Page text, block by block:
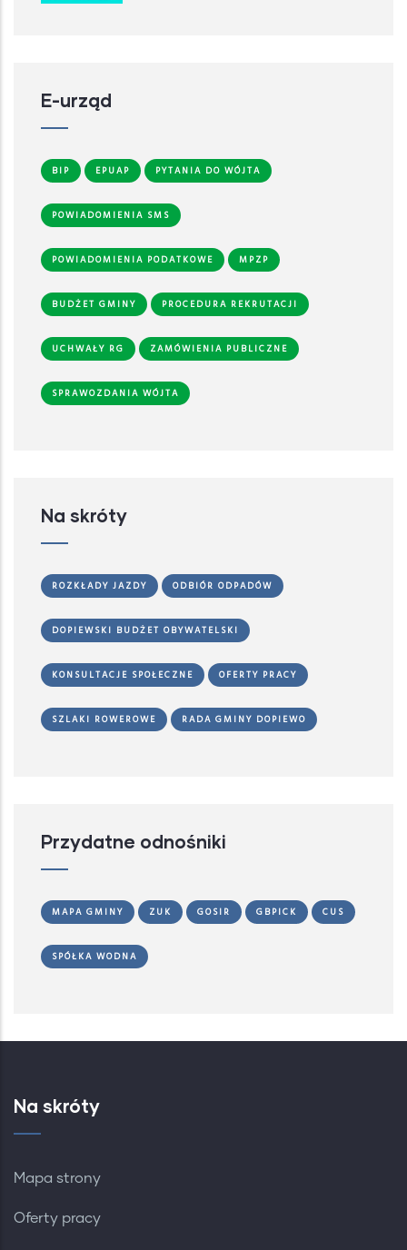
E-urząd
BIP EPUAP PYTANIA DO WÓJTA
POWIADOMIENIA SMS
POWIADOMIENIA PODATKOWE MPZP
BUDŻET GMINY PROCEDURA REKRUTACJI
UCHWAŁY RG ZAMÓWIENIA PUBLICZNE
SPRAWOZDANIA WÓJTA
Na skróty
ROZKŁADY JAZDY ODBIÓR ODPADÓW
DOPIEWSKI BUDŻET OBYWATELSKI
KONSULTACJE SPOŁECZNE OFERTY PRACY
SZLAKI ROWEROWE RADA GMINY DOPIEWO
Przydatne odnośniki
MAPA GMINY ZUK GOSIR GBPICK CUS
SPÓŁKA WODNA
Na skróty
Mapa strony
Oferty pracy